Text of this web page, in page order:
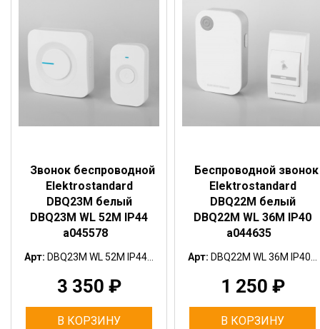
Звонок беспроводной
Elektrostandard
DBQ23M белый
DBQ23M WL 52M IP44
a045578
Арт: DBQ23M WL 52M IP44...
3 350 ₽
В КОРЗИНУ
Беспроводной звонок
Elektrostandard
DBQ22M белый
DBQ22M WL 36M IP40
a044635
Арт: DBQ22M WL 36M IP40...
1 250 ₽
В КОРЗИНУ